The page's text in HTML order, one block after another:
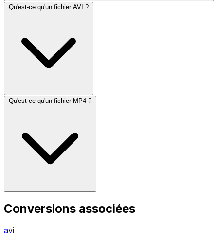
Qu'est-ce qu'un fichier AVI ?
Qu'est-ce qu'un fichier MP4 ?
Conversions associées
avi